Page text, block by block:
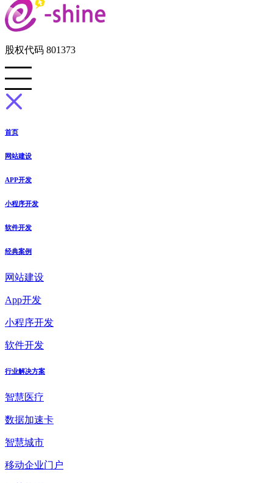
股权代码 801373
首页
网站建设
APP开发
小程序开发
软件开发
经典案例
网站建设
App开发
小程序开发
软件开发
行业解决方案
智慧医疗
数据加速卡
智慧城市
移动企业门户